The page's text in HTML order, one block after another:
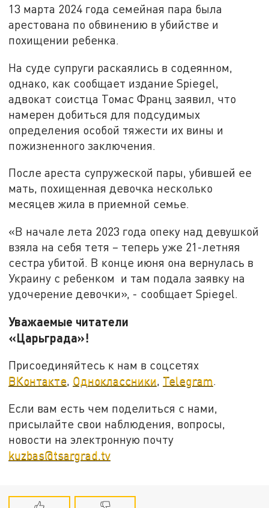
13 марта 2024 года семейная пара была
арестована по обвинению в убийстве и
похищении ребенка.
На суде супруги раскаялись в содеянном,
однако, как сообщает издание Spiegel,
адвокат соистца Томас Франц заявил, что
намерен добиться для подсудимых
определения особой тяжести их вины и
пожизненного заключения.
После ареста супружеской пары, убившей ее
мать, похищенная девочка несколько
месяцев жила в приемной семье.
«В начале лета 2023 года опеку над девушкой
взяла на себя тетя – теперь уже 21-летняя
сестра убитой. В конце июня она вернулась в
Украину с ребенком и там подала заявку на
удочерение девочки», - сообщает Spiegel.
Уважаемые читатели
«Царьграда»!
Присоединяйтесь к нам в соцсетях
ВКонтакте, Одноклассники, Telegram.
Если вам есть чем поделиться с нами,
присылайте свои наблюдения, вопросы,
новости на электронную почту
kuzbas@tsargrad.tv